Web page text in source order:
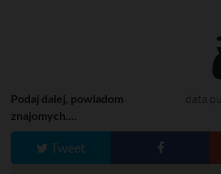
data
Podaj dalej, powiadom
znajomych....
Tweet